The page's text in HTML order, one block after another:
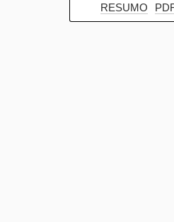
RESUMO